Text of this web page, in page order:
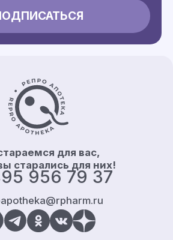
956 79 37
для вас,
старались для них!